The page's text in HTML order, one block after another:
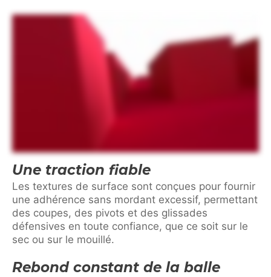
Une traction fiable
Les textures de surface sont conçues pour fournir
une adhérence sans mordant excessif, permettant
des coupes, des pivots et des glissades
défensives en toute confiance, que ce soit sur le
sec ou sur le mouillé.
Rebond constant de la balle